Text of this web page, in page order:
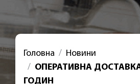
Головна
Новини
ОПЕРАТИВНА
ГОДИН